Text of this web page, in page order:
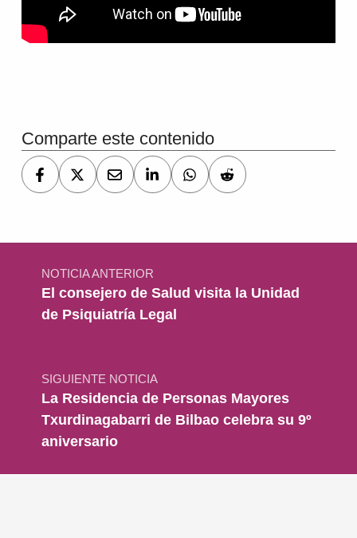
Comparte este contenido
Navegación de entradas
NOTICIA ANTERIOR
El consejero de Salud visita la Unidad
de Psiquiatría Legal
SIGUIENTE NOTICIA
La Residencia de Personas Mayores
Txurdinagabarri de Bilbao celebra su 9º
aniversario